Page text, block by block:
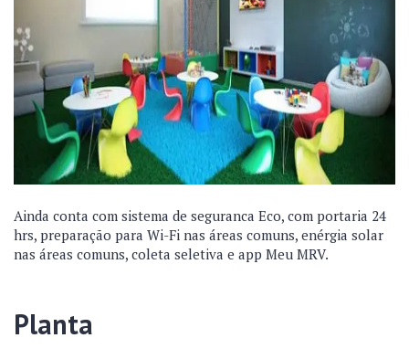
Ainda conta com sistema de seguranca Eco, com portaria 24
hrs, preparação para Wi-Fi nas áreas comuns, enérgia solar
nas áreas comuns, coleta seletiva e app Meu MRV.
Planta